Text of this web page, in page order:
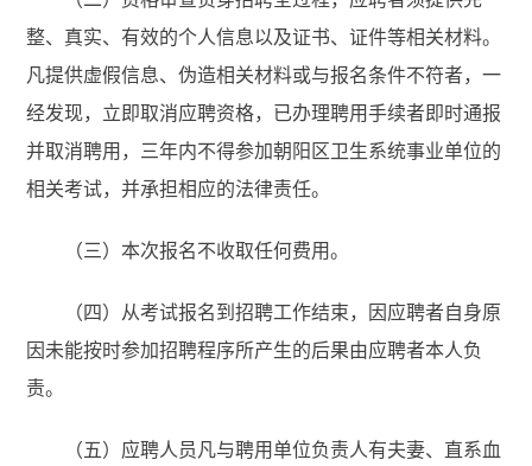
整、真实、有效的个人信息以及证书、证件等相关材料。
凡提供虚假信息、伪造相关材料或与报名条件不符者，一
经发现，立即取消应聘资格，已办理聘用手续者即时通报
并取消聘用，三年内不得参加朝阳区卫生系统事业单位的
相关考试，并承担相应的法律责任。
（三）本次报名不收取任何费用。
（四）从考试报名到招聘工作结束，因应聘者自身原
因未能按时参加招聘程序所产生的后果由应聘者本人负
责。
（五）应聘人员凡与聘用单位负责人有夫妻、直系血